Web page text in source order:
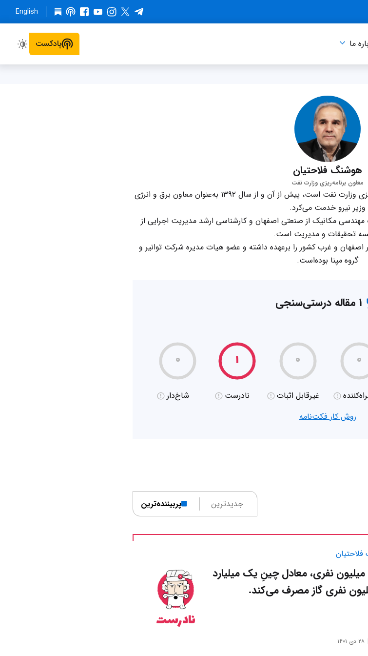
English
ما پادکست
هوشنگ فلاحتیان
معاون برنامه‌ریزی وزارت نفت
هوشنگ فلاحتیان که از سال ۱۳۹۷ معاون برنامه‌ریزی وزارت نفت است، پیش از آن و از سال ۱۳۹۲ به‌عنوان معاون برق و انرژی
وزیر نیرو خدمت می‌کرد.
و دارای مدرک مهندسی مکانیک از صنعتی اصفهان و کارشناسی ارشد مدیریت اجرایی از
تحقیقات و مدیریت است.
و غرب کشور را برعهده داشته و عضو هیات مدیره شرکت توانیر و
گروه مپنا بوده‌است.
۱ مقاله درستی‌سنجی
۰ ۰
غیر‌قابل اثبات
۱
نادرست
۰
شاخ‌دار
روش کار فکت‌نامه
جدیدترین پربیننده‌ترین
ایرانِ ۸۵ میلیون نفری، معادل چینِ یک میلیارد
نادرست
۲۸ دی ۱۴۰۱